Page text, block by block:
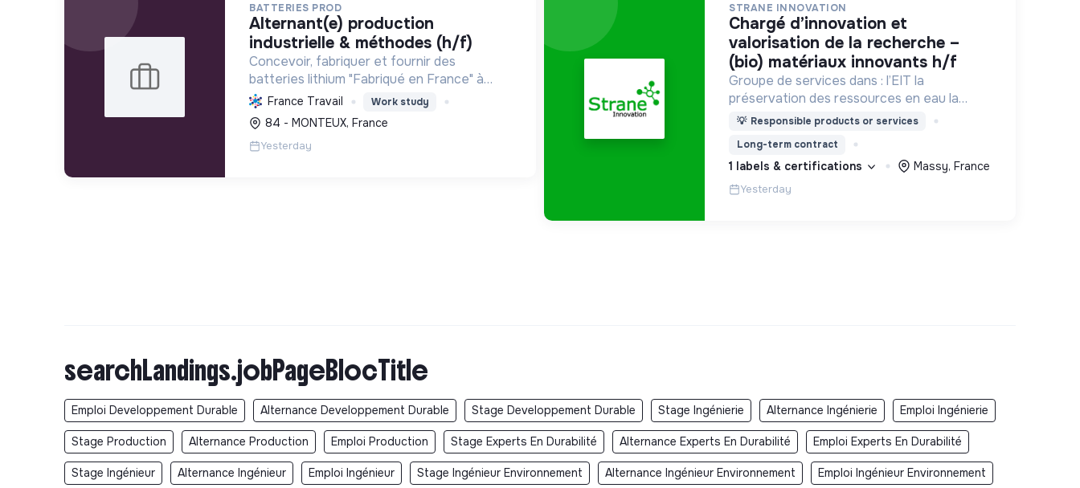
BATTERIES PROD
alternant(e) production
industrielle & méthodes (h/f)
Concevoir, fabriquer et fournir des
batteries lithium "Fabriqué en France" à
haute performance, favorisant le stockage
d'énergie et la mobilité électrique, avec un
engagement éco-responsable.
France Travail Work study
84 - MONTEUX, France
Yesterday
STRANE INNOVATION
chargé d’innovation et
valorisation de la recherche –
(bio) matériaux innovants h/f
Groupe de services dans : l’EIT la
préservation des ressources en eau la
prévention des inondations l’agriculture
sciences cognitives
💡 Responsible products or services
Long-term contract
1 labels & certifications Massy, France
Yesterday
searchLandings.jobPageBlocTitle
Emploi Developpement Durable Alternance Developpement Durable Stage Developpement Durable Stage Ingénierie Alternance Ingénierie Emploi Ingénierie
Stage Production Alternance Production Emploi Production Stage Experts En Durabilité Alternance Experts En Durabilité Emploi Experts En Durabilité
Stage Ingénieur Alternance Ingénieur Emploi Ingénieur Stage Ingénieur Environnement Alternance Ingénieur Environnement Emploi Ingénieur Environnement